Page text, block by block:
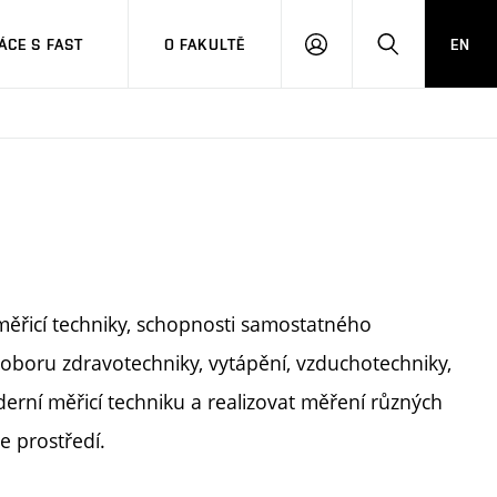
S FAST O FAKULTĚ
PŘIHLÁSITHLEDAT
EN
techniky, schopnosti samostatného
zdravotechniky, vytápění, vzduchotechniky,
měřicí techniku a realizovat měření různých
prostředí.